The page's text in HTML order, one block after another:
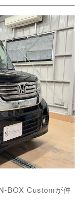
BOX Customが仲